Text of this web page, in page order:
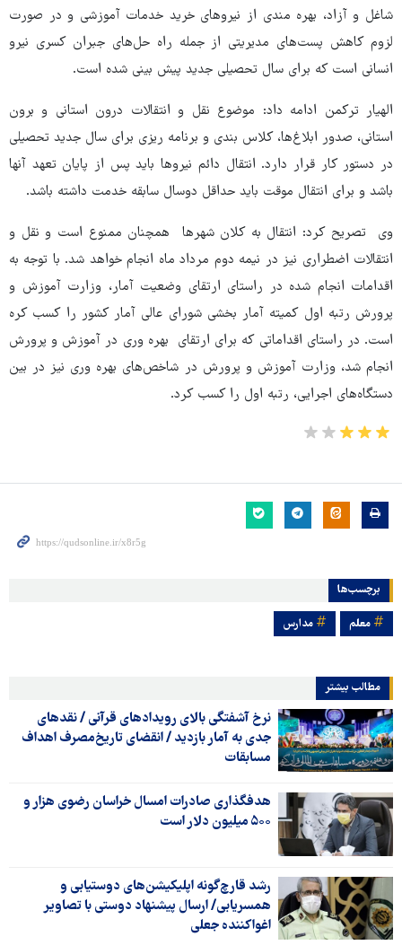
شاغل و آزاد، بهره مندی از نیروهای خرید خدمات آموزشی و در صورت
لزوم کاهش پست‌های مدیریتی از جمله راه حل‌های جبران کسری نیرو
انسانی است که برای سال تحصیلی جدید پیش بینی شده است.
الهیار ترکمن ادامه داد: موضوع نقل و انتقالات درون استانی و برون
استانی، صدور ابلاغ‌ها، کلاس بندی و برنامه ریزی برای سال جدید تحصیلی
در دستور کار قرار دارد. انتقال دائم نیروها باید پس از پایان تعهد آنها
باشد و برای انتقال موقت باید حداقل دوسال سابقه خدمت داشته باشد.
وی تصریح کرد: انتقال به کلان شهرها همچنان ممنوع است و نقل و
انتقالات اضطراری نیز در نیمه دوم مرداد ماه انجام خواهد شد. با توجه به
اقدامات انجام شده در راستای ارتقای وضعیت آمار، وزارت آموزش و
پرورش رتبه اول کمیته آمار بخشی شورای عالی آمار کشور را کسب کره
است. در راستای اقداماتی که برای ارتقای بهره وری در آموزش و پرورش
انجام شد، وزارت آموزش و پرورش در شاخص‌های بهره وری نیز در بین
دستگاه‌های اجرایی، رتبه اول را کسب کرد.
برچسب‌ها
معلم مدارس
مطالب بیشتر
نرخ آشفتگی بالای رویدادهای قرآنی / نقدهای
جدی به آمار بازدید / انقضای تاریخ‌مصرف اهداف
مسابقات
هدفگذاری صادرات امسال خراسان رضوی هزار و
۵۰۰ میلیون دلار است
رشد قارچ‌گونه اپلیکیشن‌های دوستیابی و
همسریابی/ ارسال پیشنهاد دوستی با تصاویر
اغواکننده جعلی